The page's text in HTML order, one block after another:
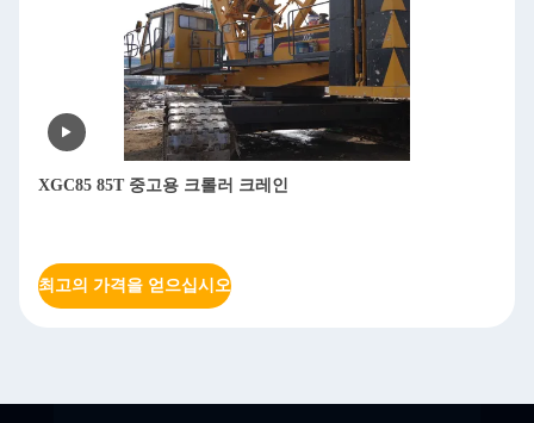
XGC85 85T 중고용 크롤러 크레인
최고의 가격을 얻으십시오